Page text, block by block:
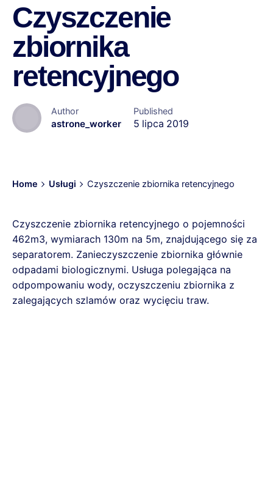
Czyszczenie
zbiornika
retencyjnego
Author
astrone_worker
Published
5 lipca 2019
Home Usługi Czyszczenie zbiornika retencyjnego
Czyszczenie zbiornika retencyjnego o pojemności
462m3, wymiarach 130m na 5m, znajdującego się za
separatorem. Zanieczyszczenie zbiornika głównie
odpadami biologicznymi. Usługa polegająca na
odpompowaniu wody, oczyszczeniu zbiornika z
zalegających szlamów oraz wycięciu traw.